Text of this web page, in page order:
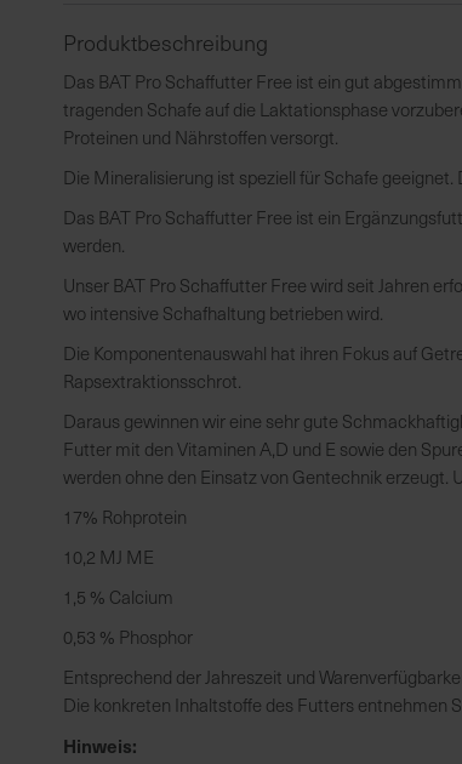
springen
Produktbeschreibung
Das BAT Pro Schaffutter Free ist ein gut
tragenden Schafe auf die Laktationsphase
Proteinen und Nährstoffen versorgt.
Die Mineralisierung ist speziell für Schafe
Das BAT Pro Schaffutter Free ist ein
werden.
Unser BAT Pro Schaffutter Free wird seit Jahren
wo intensive Schafhaltung betrieben wird.
Die Komponentenauswahl hat ihren Fokus auf
Rapsextraktionsschrot.
Daraus gewinnen wir eine sehr gute
Futter mit den Vitaminen A,D und E sowie den
werden ohne den Einsatz von Gentechnik erzeugt.
17% Rohprotein
10,2 MJ ME
1,5 % Calcium
0,53 % Phosphor
Entsprechend der Jahreszeit und
Die konkreten Inhaltstoffe des Futters entnehmen
Hinweis: